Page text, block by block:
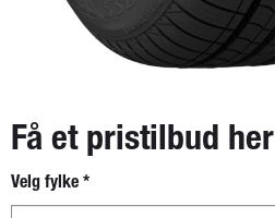
Få et pristilbud her
Nytt
skjema -
Velg fylke *